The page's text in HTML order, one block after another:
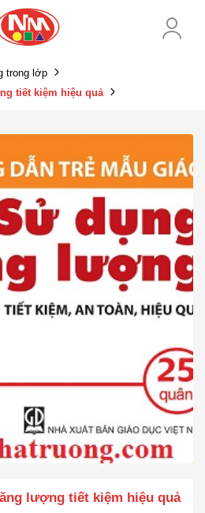
trong lớp
tiết kiệm hiệu quả
lượng tiết kiệm hiệu quả